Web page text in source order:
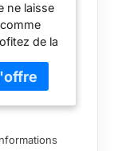
ne laisse
de la
verres à
Paris
à
verre à